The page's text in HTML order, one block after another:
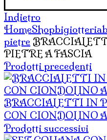
Indietro
HomeShopbigiotteria
pietre
PIETRE A FASCIA
Prodotti precedenti
BRACCIALETTI IN
CON CIONDOLINO
Prodotti successivi